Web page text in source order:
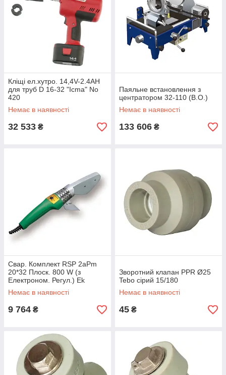
Кліщі ел.хутро. 14,4V-2.4AH
для труб D 16-32 "Icma" No
420
Немає в наявності
32 533 ₴
Паяльне встановлення з
центратором 32-110 (В.О.)
Немає в наявності
133 606 ₴
Свар. Комплект RSP 2aPm
20*32 Плоск. 800 W (з
Електроном. Регул.) Ek
Немає в наявності
9 764 ₴
Зворотний клапан PPR Ø25
Tebo сірий 15/180
Немає в наявності
45 ₴